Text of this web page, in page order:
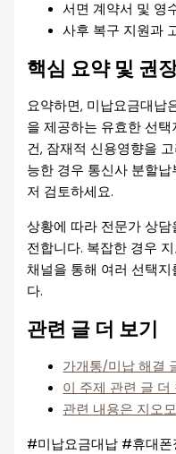
서면 계약서 및 영
사후 복구 지원과
핵심 요약 및 권
요약하면, 미납요금대납
을 제공하는 유효한 선
건, 잠재적 신용영향을
능한 경우 통신사 분할
저 검토하세요.
상황에 따라 전문가 상
전합니다. 복잡한 경우
채널을 통해 여러 선택
다.
관련 글 더 보기
가개통/미납 해결
이 주제 관련 글 더
관련 내용은 지오
#미납요금대납 #휴대